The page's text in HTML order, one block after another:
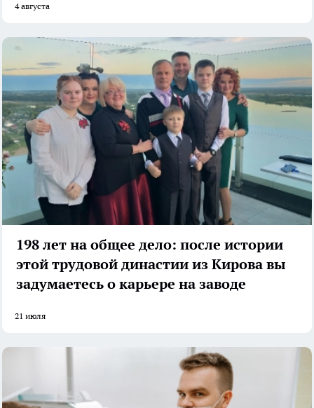
4 августа
198 лет на общее дело: после истории
этой трудовой династии из Кирова вы
задумаетесь о карьере на заводе
21 июля